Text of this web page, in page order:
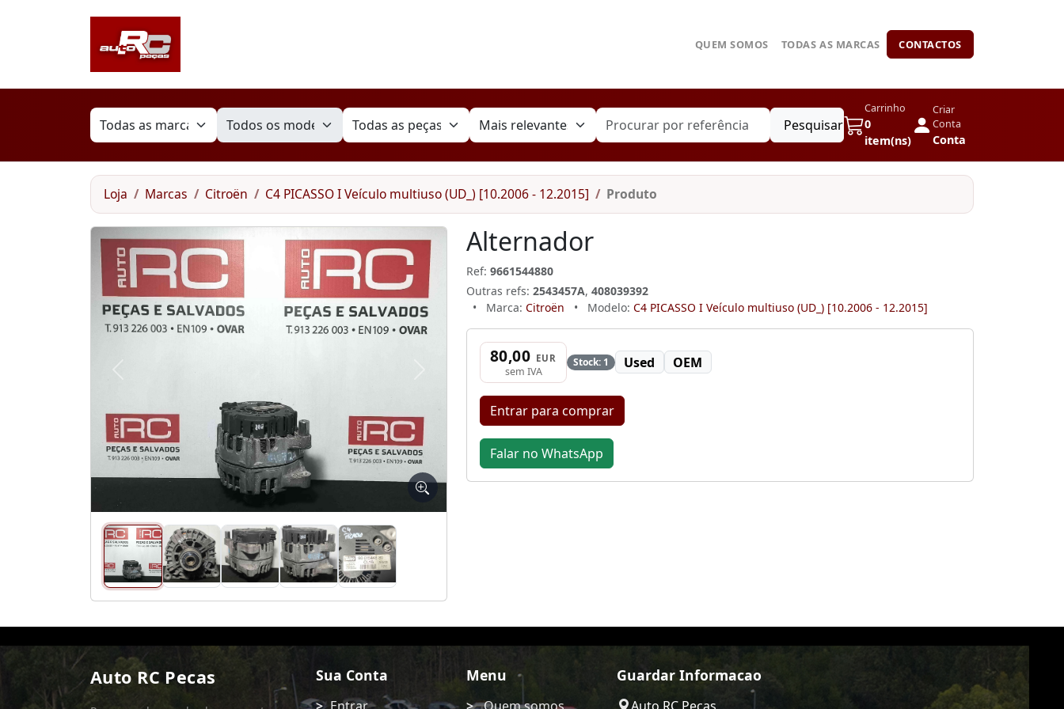
QUEM SOMOS TODAS AS MARCAS CONTACTOS
Pesquisar
Carrinho
0
item(ns)
Criar
Conta
Conta
Loja Marcas Citroën C4 PICASSO I Veículo multiuso (UD_) [10.2006 - 12.2015] Produto
Anterior
Alternador
Ref: 9661544880
Outras refs: 2543457A, 408039392
•
Marca: Citroën • Modelo: C4 PICASSO I Veículo multiuso (UD_) [10.2006 - 12.2015]
80,00 EUR
sem IVA
Stock: 1 Used OEM
Entrar para comprar
Falar no WhatsApp
Auto RC Pecas Sua Conta Menu Guardar Informacao